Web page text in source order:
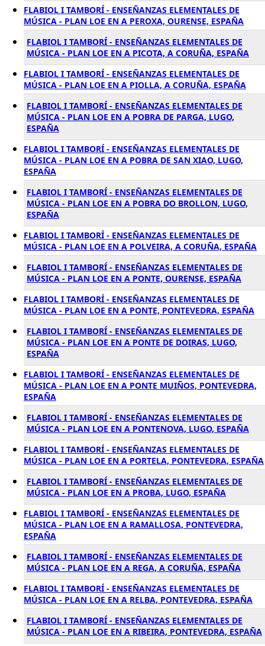
FLABIOL I TAMBORÍ - ENSEÑANZAS ELEMENTALES DE
MÚSICA - PLAN LOE EN A PEROXA, OURENSE, ESPAÑA
FLABIOL I TAMBORÍ - ENSEÑANZAS ELEMENTALES DE
MÚSICA - PLAN LOE EN A PICOTA, A CORUÑA, ESPAÑA
FLABIOL I TAMBORÍ - ENSEÑANZAS ELEMENTALES DE
MÚSICA - PLAN LOE EN A PIOLLA, A CORUÑA, ESPAÑA
FLABIOL I TAMBORÍ - ENSEÑANZAS ELEMENTALES DE
MÚSICA - PLAN LOE EN A POBRA DE PARGA, LUGO,
ESPAÑA
FLABIOL I TAMBORÍ - ENSEÑANZAS ELEMENTALES DE
MÚSICA - PLAN LOE EN A POBRA DE SAN XIAO, LUGO,
ESPAÑA
FLABIOL I TAMBORÍ - ENSEÑANZAS ELEMENTALES DE
MÚSICA - PLAN LOE EN A POBRA DO BROLLON, LUGO,
ESPAÑA
FLABIOL I TAMBORÍ - ENSEÑANZAS ELEMENTALES DE
MÚSICA - PLAN LOE EN A POLVEIRA, A CORUÑA, ESPAÑA
FLABIOL I TAMBORÍ - ENSEÑANZAS ELEMENTALES DE
MÚSICA - PLAN LOE EN A PONTE, OURENSE, ESPAÑA
FLABIOL I TAMBORÍ - ENSEÑANZAS ELEMENTALES DE
MÚSICA - PLAN LOE EN A PONTE, PONTEVEDRA, ESPAÑA
FLABIOL I TAMBORÍ - ENSEÑANZAS ELEMENTALES DE
MÚSICA - PLAN LOE EN A PONTE DE DOIRAS, LUGO,
ESPAÑA
FLABIOL I TAMBORÍ - ENSEÑANZAS ELEMENTALES DE
MÚSICA - PLAN LOE EN A PONTE MUIÑOS, PONTEVEDRA,
ESPAÑA
FLABIOL I TAMBORÍ - ENSEÑANZAS ELEMENTALES DE
MÚSICA - PLAN LOE EN A PONTENOVA, LUGO, ESPAÑA
FLABIOL I TAMBORÍ - ENSEÑANZAS ELEMENTALES DE
MÚSICA - PLAN LOE EN A PORTELA, PONTEVEDRA, ESPAÑA
FLABIOL I TAMBORÍ - ENSEÑANZAS ELEMENTALES DE
MÚSICA - PLAN LOE EN A PROBA, LUGO, ESPAÑA
FLABIOL I TAMBORÍ - ENSEÑANZAS ELEMENTALES DE
MÚSICA - PLAN LOE EN A RAMALLOSA, PONTEVEDRA,
ESPAÑA
FLABIOL I TAMBORÍ - ENSEÑANZAS ELEMENTALES DE
MÚSICA - PLAN LOE EN A REGA, A CORUÑA, ESPAÑA
FLABIOL I TAMBORÍ - ENSEÑANZAS ELEMENTALES DE
MÚSICA - PLAN LOE EN A RELBA, PONTEVEDRA, ESPAÑA
FLABIOL I TAMBORÍ - ENSEÑANZAS ELEMENTALES DE
MÚSICA - PLAN LOE EN A RIBEIRA, PONTEVEDRA, ESPAÑA